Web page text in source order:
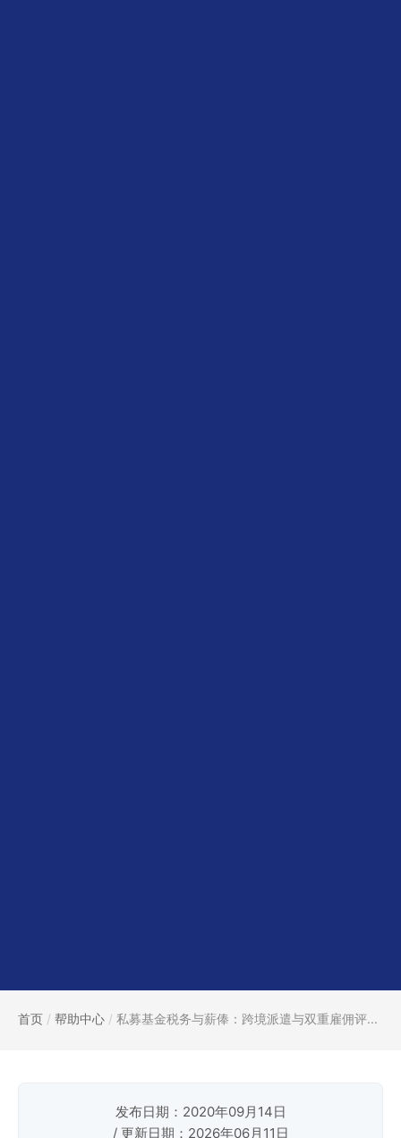
首页 / 帮助中心 / 私募基金税务与薪俸：跨境派遣与双重雇佣评...
发布日期：2020年09月14日
/ 更新日期：2026年06月11日